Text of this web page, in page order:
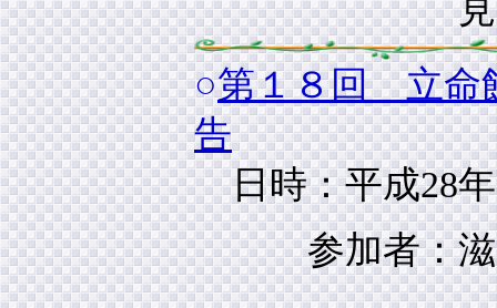
見学会
○第１８回 立命
告
日時：平成28年
参加者：